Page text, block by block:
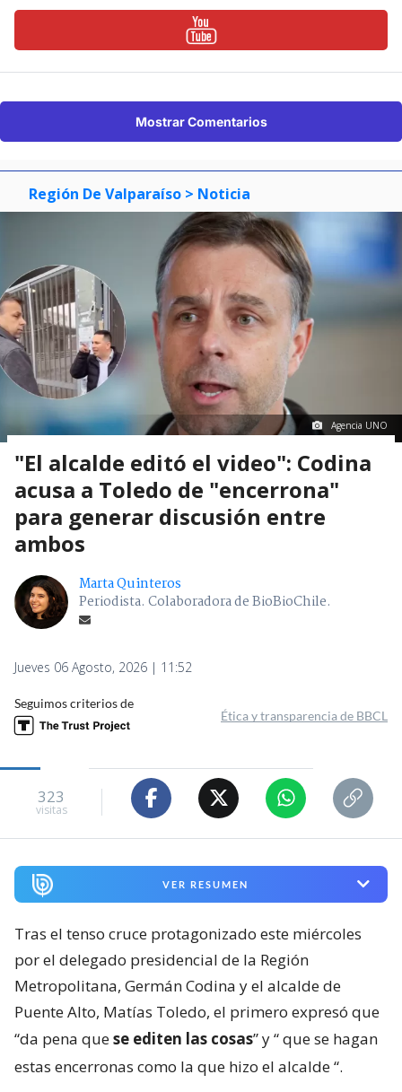
Mostrar Comentarios
Región De Valparaíso > Noticia
Agencia UNO
"El alcalde editó el video": Codina
acusa a Toledo de "encerrona"
para generar discusión entre
ambos
Marta Quinteros
Periodista. Colaboradora de BioBioChile.
Jueves 06 Agosto, 2026 | 11:52
Seguimos criterios de
Ética y transparencia de BBCL
323
visitas
VER RESUMEN
Tras el tenso cruce protagonizado este miércoles
por el delegado presidencial de la Región
Metropolitana, Germán Codina y el alcalde de
Puente Alto, Matías Toledo, el primero expresó que
“da pena quese editen las cosas” y “que se hagan
estas encerronas como la que hizo el alcalde“.